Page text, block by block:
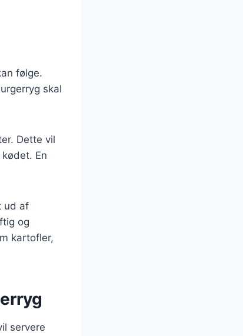
følge.
skal
Dette vil
En
ud af
og
kartofler,
servere